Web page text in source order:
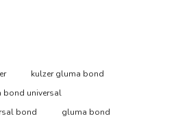
ilk yorumu siz yapın!
ürün açıklamalarında ve diğer
teşekkür ederiz.
kulzer gluma bond
bond universal
bond
gluma bond